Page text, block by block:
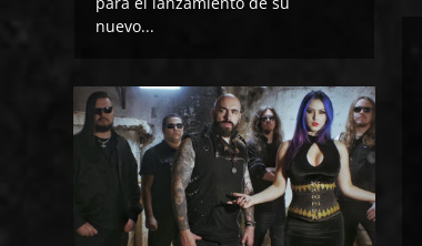
nuevo...